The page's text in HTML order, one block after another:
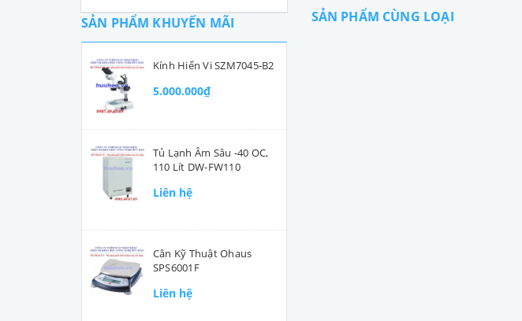
SẢN PHẨM KHUYẾN MÃI
Kính Hiển Vi SZM7045-B2
5.000.000₫
Tủ Lạnh Âm Sâu -40 OC,
110 Lít DW-FW110
Liên hệ
Cân Kỹ Thuật Ohaus
SPS6001F
Liên hệ
SẢN PHẨM CÙNG LOẠI